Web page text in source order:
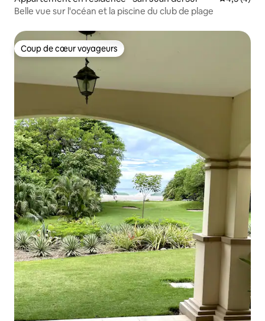
Belle vue sur l'océan et la piscine du club de plage
Coup de cœur voyageurs
Coup de cœur voyageurs